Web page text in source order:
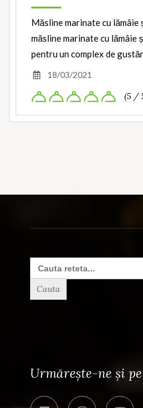
Măsline marinate cu lămâie
măsline marinate cu
pentru un complex de
18/03/2021
(5 /
Search
for:
Urmărește-ne și